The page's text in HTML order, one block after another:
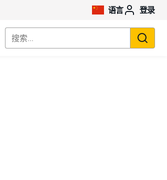
语言 登录
搜索...